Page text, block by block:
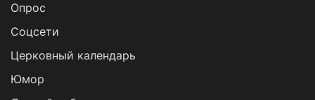
Опрос
Cоцсети
Церковный календарь
Юмор